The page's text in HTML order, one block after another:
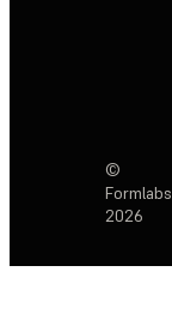
©
Formlabs
2026